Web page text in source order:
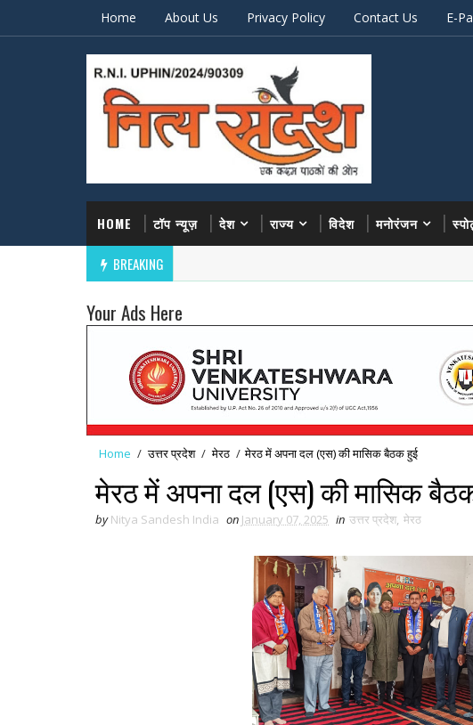
Home About Us Privacy Policy Contact Us E-
HOME टॉप न्यूज़ देश राज्य विदेश मनोरंजन
BREAKING
Your Ads Here
Home / उत्तर प्रदेश / मेरठ / मेरठ में अपना दल (एस) की मासिक बैठक हुई
मेरठ में अपना दल (एस) की मासिक
by Nitya Sandesh India on January 07, 2025 in उत्तर प्रदेश, मेरठ